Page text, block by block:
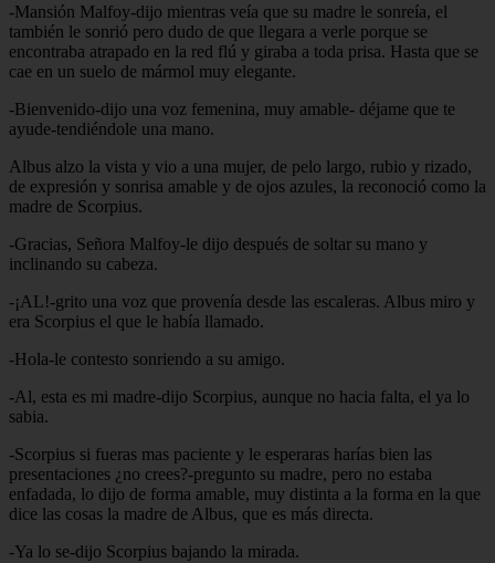
-Mansión Malfoy-dijo mientras veía que su madre le sonreía, el
también le sonrió pero dudo de que llegara a verle porque se
encontraba atrapado en la red flú y giraba a toda prisa. Hasta que se
cae en un suelo de mármol muy elegante.
-Bienvenido-dijo una voz femenina, muy amable- déjame que te
ayude-tendiéndole una mano.
Albus alzo la vista y vio a una mujer, de pelo largo, rubio y rizado,
de expresión y sonrisa amable y de ojos azules, la reconoció como la
madre de Scorpius.
-Gracias, Señora Malfoy-le dijo después de soltar su mano y
inclinando su cabeza.
-¡AL!-grito una voz que provenía desde las escaleras. Albus miro y
era Scorpius el que le había llamado.
-Hola-le contesto sonriendo a su amigo.
-Al, esta es mi madre-dijo Scorpius, aunque no hacia falta, el ya lo
sabia.
-Scorpius si fueras mas paciente y le esperaras harías bien las
presentaciones ¿no crees?-pregunto su madre, pero no estaba
enfadada, lo dijo de forma amable, muy distinta a la forma en la que
dice las cosas la madre de Albus, que es más directa.
-Ya lo se-dijo Scorpius bajando la mirada.